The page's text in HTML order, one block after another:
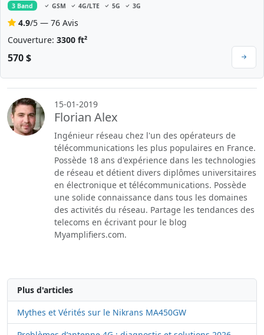
3 Band GSM 4G/LTE 5G 3G
4.9/5 — 76 Avis
Couverture: 3300 ft²
570 $
15-01-2019
Florian Alex
Ingénieur réseau chez l'un des opérateurs de
télécommunications les plus populaires en France.
Possède 18 ans d'expérience dans les technologies
de réseau et détient divers diplômes universitaires
en électronique et télécommunications. Possède
une solide connaissance dans tous les domaines
des activités du réseau. Partage les tendances des
telecoms en écrivant pour le blog
Myamplifiers.com.
Plus d'articles
Mythes et Vérités sur le Nikrans MA450GW